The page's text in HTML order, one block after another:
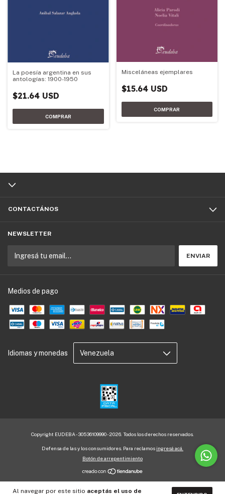
Al navegar por este sitio aceptás el uso de
La poesía argentina en sus
antologías: 1900-1950
$21.64 USD
Misceláneas ejemplares
$15.64 USD
CONTACTÁNOS
NEWSLETTER
Medios de pago
Idiomas y monedas
Copyright EUDEBA - 30536109990 - 2026. Todos los derechos reservados.
Defensa de las y los consumidores. Para reclamos ingresá acá.
Botón de arrepentimiento